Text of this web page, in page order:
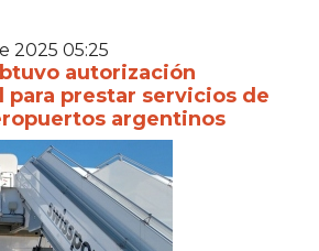
2025 05:25
autorización
para prestar servicios de
argentinos